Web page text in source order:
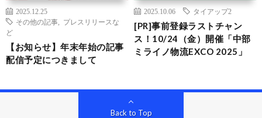
2025.12.25
その他の記事
プレスリリースな
ど
【お知らせ】年末年始の記事
配信予定につきまして
2025.10.06 タイアップ2
[PR]事前登録ラストチャン
ス！10/24（金）開催「中部
ミライノ物流EXCO 2025」
Back to Top